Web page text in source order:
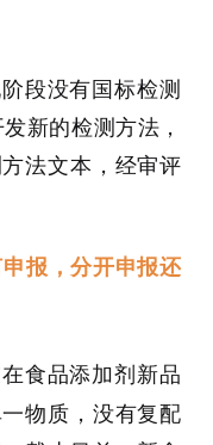
段没有国标检测
新的检测方法，
法文本，经审评
报，分开申报还
食品添加剂新品
物质，没有复配